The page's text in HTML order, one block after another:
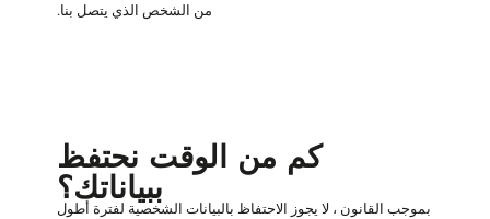
من الشخص الذي يتصل بنا.
كم من الوقت نحتفظ
ببياناتك؟
بموجب القانون ، لا يجوز الاحتفاظ بالبيانات الشخصية لفترة أطول